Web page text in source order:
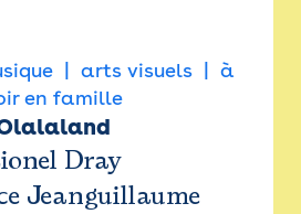
arts visuels
à
en famille
Dray
Jeanguillaume